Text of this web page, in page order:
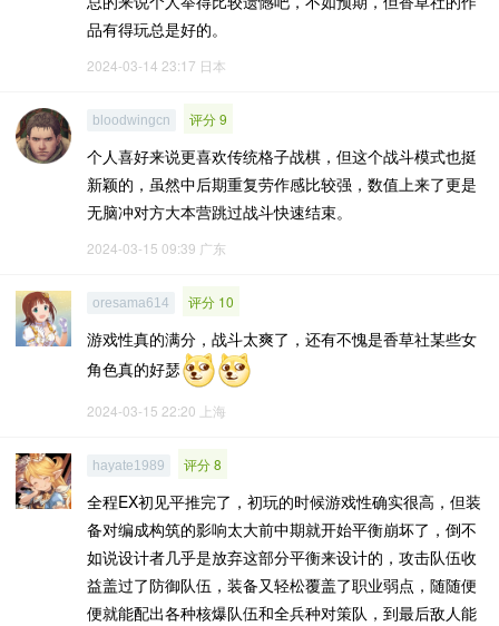
品有得玩总是好的。
2024-03-14 23:17 日本
bloodwingcn 评分 9
个人喜好来说更喜欢传统格子战棋，但这个战斗模式也挺
新颖的，虽然中后期重复劳作感比较强，数值上来了更是
无脑冲对方大本营跳过战斗快速结束。
2024-03-15 09:39 广东
oresama614 评分 10
游戏性真的满分，战斗太爽了，还有不愧是香草社某些女
角色真的好瑟
2024-03-15 22:20 上海
hayate1989 评分 8
全程EX初见平推完了，初玩的时候游戏性确实很高，但装
备对编成构筑的影响太大前中期就开始平衡崩坏了，倒不
如说设计者几乎是放弃这部分平衡来设计的，攻击队伍收
益盖过了防御队伍，装备又轻松覆盖了职业弱点，随随便
便就能配出各种核爆队伍和全兵种对策队，到最后敌人能